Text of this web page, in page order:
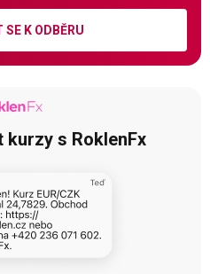
SE K ODBĚRU
kurzy s RoklenFx